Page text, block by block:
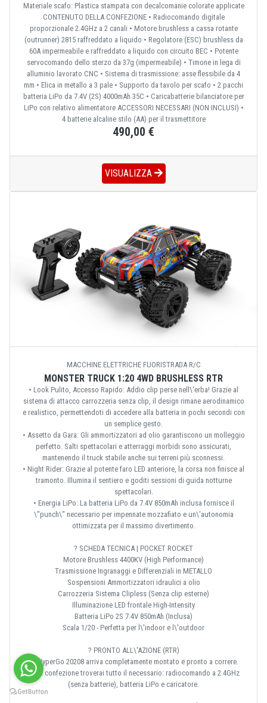
Materiale scafo: Plastica stampata con decalcomanie colorate applicate
CONTENUTO DELLA CONFEZIONE • Radiocomando digitale
proporzionale 2.4GHz a 2 canali • Motore brushless a cassa rotante
(outrunner) 2815 raffreddato a liquido • Regolatore (ESC) brushless da
60A impermeabile e raffreddato a liquido con circuito BEC • Potente
servocomando dello sterzo da 37g (impermeabile) • Timone in lega di
alluminio lavorato CNC • Sistema di trasmissione: asse flessibile da 4
mm • Elica in metallo a 3 pale • Supporto da tavolo per scafo • 2 pacchi
batteria LiPo da 7.4V (2S) 4000mAh 35C • Caricabatterie bilanciatore per
LiPo con relativo alimentatore ACCESSORI NECESSARI (NON INCLUSI) •
4 batterie alcaline stilo (AA) per il trasmettitore
490,00 €
VISUALIZZA
MACCHINE ELETTRICHE FUORISTRADA R/C
MONSTER TRUCK 1:20 4WD BRUSHLESS RTR
• Look Pulito, Accesso Rapido: Addio clip perse nell\'erba! Grazie al
sistema di attacco carrozzeria senza clip, il design rimane aerodinamico
e realistico, permettendoti di accedere alla batteria in pochi secondi con
un semplice gesto.
• Assetto da Gara: Gli ammortizzatori ad olio garantiscono un molleggio
perfetto. Salti spettacolari e atterraggi morbidi sono assicurati,
mantenendo il truck stabile anche sui terreni più sconnessi.
• Night Rider: Grazie al potente faro LED anteriore, la corsa non finisce al
tramonto. Illumina il sentiero e goditi sessioni di guida notturne
spettacolari.
• Energia LiPo: La batteria LiPo da 7.4V 850mAh inclusa fornisce il
\"punch\" necessario per impennate mozzafiato e un\'autonomia
ottimizzata per il massimo divertimento.
? SCHEDA TECNICA | POCKET ROCKET
Motore Brushless 4400KV (High Performance)
Trasmissione Ingranaggi e Differenziali in METALLO
Sospensioni Ammortizzatori idraulici a olio
Carrozzeria Sistema Clipless (Senza clip esterne)
Illuminazione LED frontale High-Intensity
Batteria LiPo 2S 7.4V 850mAh (Inclusa)
Scala 1/20 - Perfetta per l\'indoor e l\'outdoor
? PRONTO ALL\'AZIONE (RTR)
L\'HyperGo 20208 arriva completamente montato e pronto a correre.
Nella confezione troverai tutto il necessario: radiocomando a 2.4GHz
(senza batterie), batteria LiPo e caricatore.